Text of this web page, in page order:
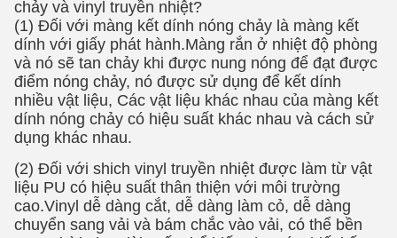
Tính năng chính:
1.Trắngin màu & cắt PU flex hoạt động trên cả áo
thun màu tối và màu sáng.
2.100% PU, kéo căng và phục hồi.
3.Khả năng hấp thụ mực tuyệt vời, được áp dụng
với mực dung môi sinh thái.xanh đậm máy in kỹ